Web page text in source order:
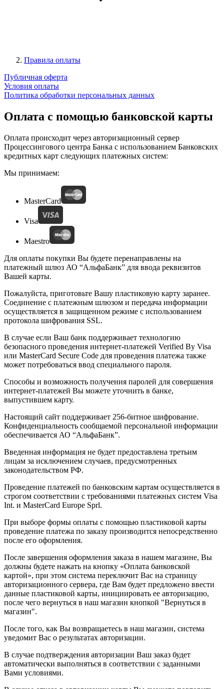
Правила оплаты
Публичная оферта
Условия оплаты
Политика обработки персональных данных
Оплата с помощью банковской карты
Оплата происходит через авторизационный сервер
Процессингового центра Банка с использованием Банковских
кредитных карт следующих платежных систем:
Мы принимаем:
MasterCard
Visa
Maestro
Для оплаты покупки Вы будете перенаправлены на
платежный шлюз АО “АльфаБанк” для ввода реквизитов
Вашей карты.
Пожалуйста, приготовьте Вашу пластиковую карту заранее.
Соединение с платежным шлюзом и передача информации
осуществляется в защищенном режиме с использованием
протокола шифрования SSL.
В случае если Ваш банк поддерживает технологию
безопасного проведения интернет-платежей Verified By Visa
или MasterCard Secure Code для проведения платежа также
может потребоваться ввод специального пароля.
Способы и возможность получения паролей для совершения
интернет-платежей Вы можете уточнить в банке,
выпустившем карту.
Настоящий сайт поддерживает 256-битное шифрование.
Конфиденциальность сообщаемой персональной информации
обеспечивается АО “АльфаБанк”.
Введенная информация не будет предоставлена третьим
лицам за исключением случаев, предусмотренных
законодательством РФ.
Проведение платежей по банковским картам осуществляется в
строгом соответствии с требованиями платежных систем Visa
Int. и MasterCard Europe Sprl.
При выборе формы оплаты с помощью пластиковой карты
проведение платежа по заказу производится непосредственно
после его оформления.
После завершения оформления заказа в нашем магазине, Вы
должны будете нажать на кнопку «Оплата банковской
картой», при этом система переключит Вас на страницу
авторизационного сервера, где Вам будет предложено ввести
данные пластиковой карты, инициировать ее авторизацию,
после чего вернуться в наш магазин кнопкой "Вернуться в
магазин".
После того, как Вы возвращаетесь в наш магазин, система
уведомит Вас о результатах авторизации.
В случае подтверждения авторизации Ваш заказ будет
автоматически выполняться в соответствии с заданными
Вами условиями.